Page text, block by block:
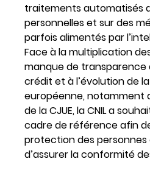
traitements automatisés
personnelles et sur des
parfois alimentés par
Face à la multiplication
manque de transparence
crédit et à l’évolution de
européenne, notamment
de la CJUE, la CNIL a
cadre de référence afin
protection des
d’assurer la conformité